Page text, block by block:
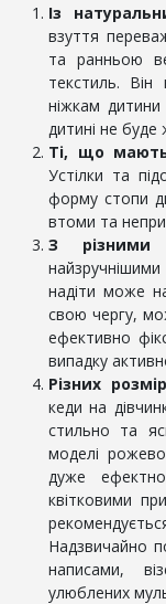
Із
взуття
та ранньою
текстиль. Він
ніжкам
дитині не буде
Ті, що
Устілки та
форму стопи
втоми та
З різними
надіти може
свою чергу,
ефективно
випадку
Різних
кеди на
стильно та
моделі
дуже
квітковими
Надзвичайно
написами,
улюблених